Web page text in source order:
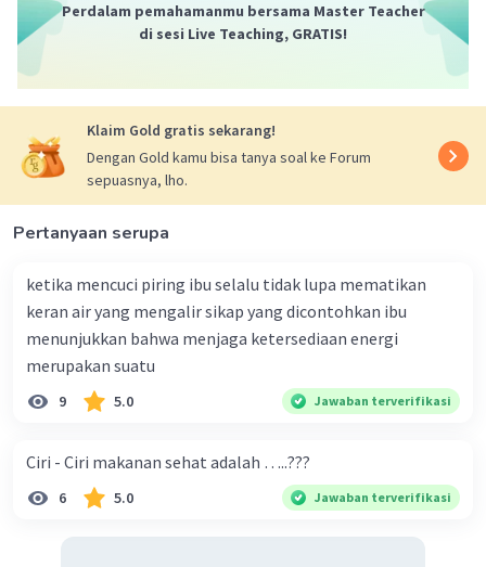
Perdalam pemahamanmu bersama Master Teacher
di sesi Live Teaching, GRATIS!
Klaim Gold gratis sekarang!
Dengan Gold kamu bisa tanya soal ke Forum
sepuasnya, lho.
Pertanyaan serupa
ketika mencuci piring ibu selalu tidak lupa mematikan
keran air yang mengalir sikap yang dicontohkan ibu
menunjukkan bahwa menjaga ketersediaan energi
merupakan suatu
9 5.0 Jawaban terverifikasi
Ciri - Ciri makanan sehat adalah …..???
6 5.0 Jawaban terverifikasi